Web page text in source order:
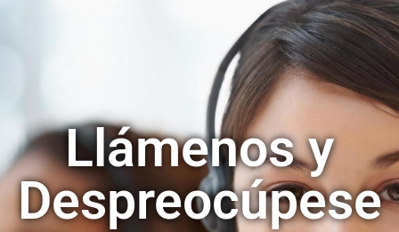
Llámenos y
Despreocúpese